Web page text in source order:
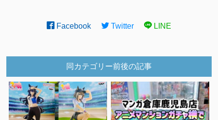
Facebook Twitter LINE
同カテゴリー前後の記事